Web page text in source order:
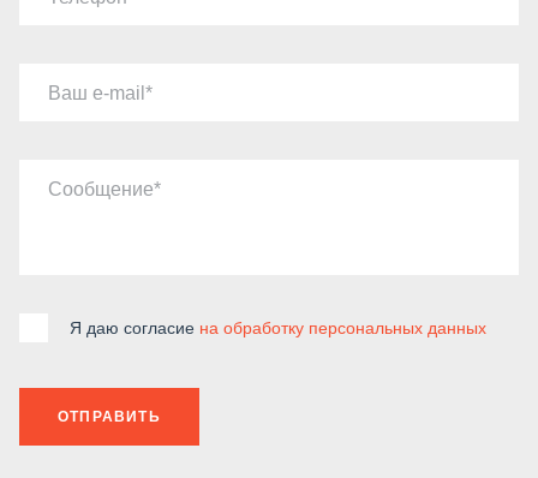
Ваш e-mail
Сообщение
Я даю согласие на обработку персональных данных
ОТПРАВИТЬ